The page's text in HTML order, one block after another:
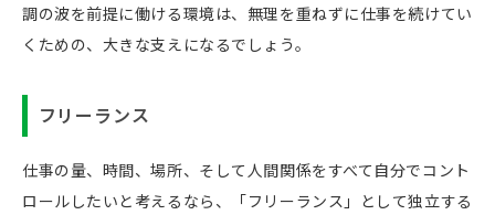
調の波を前提に働ける環境は、無理を重ねずに仕事を続けてい
くための、大きな支えになるでしょう。
フリーランス
仕事の量、時間、場所、そして人間関係をすべて自分でコント
ロールしたいと考えるなら、「フリーランス」として独立する